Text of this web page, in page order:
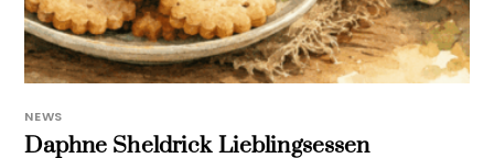
NEWS
Daphne Sheldrick Lieblingsessen